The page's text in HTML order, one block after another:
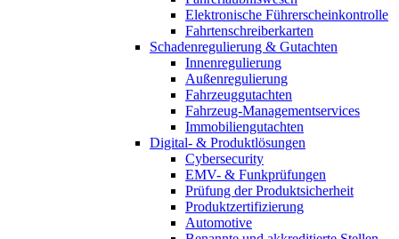
Elektronische Führerscheinkontrolle
Fahrtenschreiberkarten
Schadenregulierung & Gutachten
Innenregulierung
Außenregulierung
Fahrzeuggutachten
Fahrzeug-Managementservices
Immobiliengutachten
Digital- & Produktlösungen
Cybersecurity
EMV- & Funkprüfungen
Prüfung der Produktsicherheit
Produktzertifizierung
Automotive